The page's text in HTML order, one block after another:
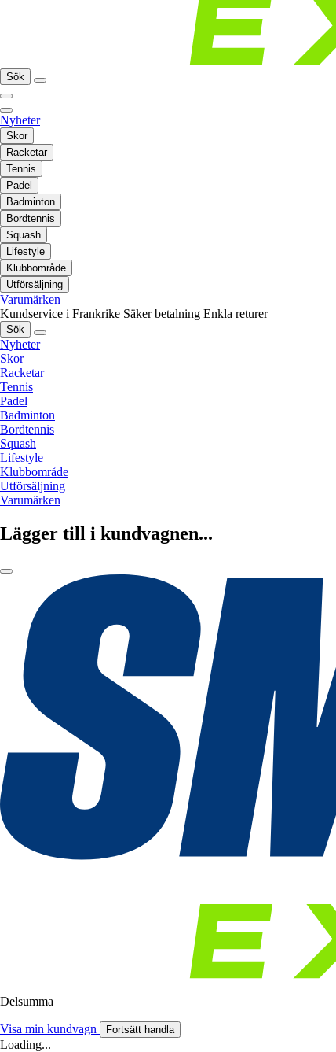
Sök
Nyheter
Skor
Racketar
Tennis
Padel
Badminton
Bordtennis
Squash
Lifestyle
Klubbområde
Utförsäljning
Varumärken
Kundservice i Frankrike Säker betalning Enkla returer
Sök
Nyheter
Skor
Racketar
Tennis
Padel
Badminton
Bordtennis
Squash
Lifestyle
Klubbområde
Utförsäljning
Varumärken
Lägger till i kundvagnen...
Delsumma
Visa min kundvagn Fortsätt handla
Loading...